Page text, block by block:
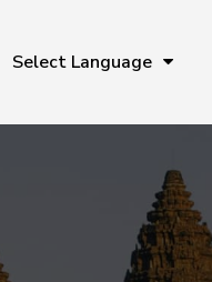
Select Language